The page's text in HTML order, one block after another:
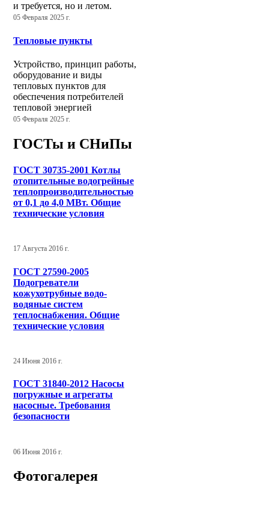
и требуется, но и летом.
05 Февраля 2025 г.
Тепловые пункты
Устройство, принцип работы,
оборудование и виды
тепловых пунктов для
обеспечения потребителей
тепловой энергией
05 Февраля 2025 г.
ГОСТы и СНиПы
ГОСТ 30735-2001 Котлы
отопительные водогрейные
теплопроизводительностью
от 0,1 до 4,0 МВт. Общие
технические условия
17 Августа 2016 г.
ГОСТ 27590-2005
Подогреватели
кожухотрубные водо-
водяные систем
теплоснабжения. Общие
технические условия
24 Июня 2016 г.
ГОСТ 31840-2012 Насосы
погружные и агрегаты
насосные. Требования
безопасности
06 Июня 2016 г.
Фотогалерея